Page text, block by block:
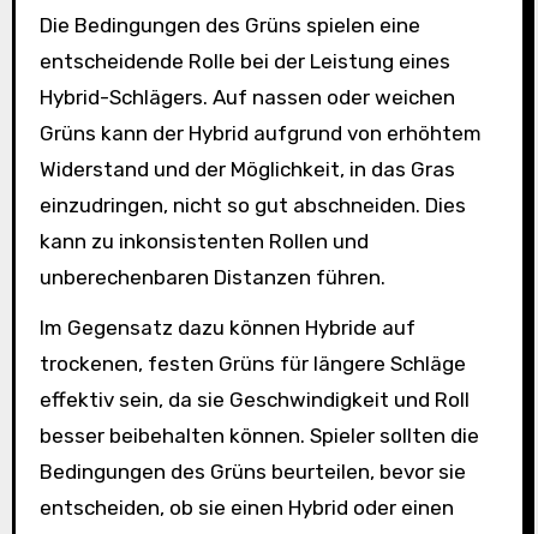
Die Bedingungen des Grüns spielen eine
entscheidende Rolle bei der Leistung eines
Hybrid-Schlägers. Auf nassen oder weichen
Grüns kann der Hybrid aufgrund von erhöhtem
Widerstand und der Möglichkeit, in das Gras
einzudringen, nicht so gut abschneiden. Dies
kann zu inkonsistenten Rollen und
unberechenbaren Distanzen führen.
Im Gegensatz dazu können Hybride auf
trockenen, festen Grüns für längere Schläge
effektiv sein, da sie Geschwindigkeit und Roll
besser beibehalten können. Spieler sollten die
Bedingungen des Grüns beurteilen, bevor sie
entscheiden, ob sie einen Hybrid oder einen